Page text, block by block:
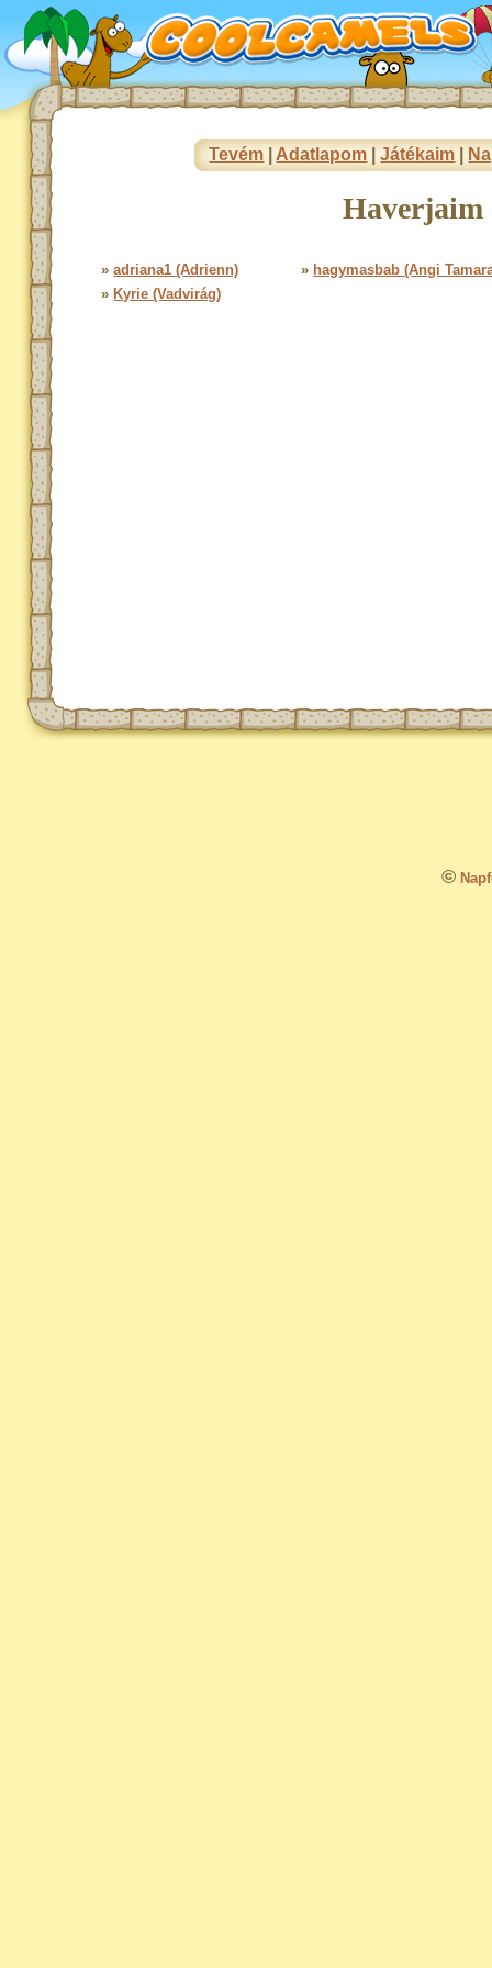
Tevém Adatlapom |Játékaim
Haverjaim
»adriana1 (Adrienn) » hagymasbab (Angi
» Kyrie (Vadvirág)
©